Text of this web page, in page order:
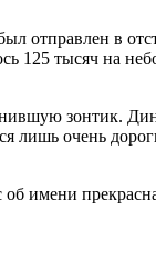
отправлен в
125 тысяч на
зонтик.
лишь очень
имени